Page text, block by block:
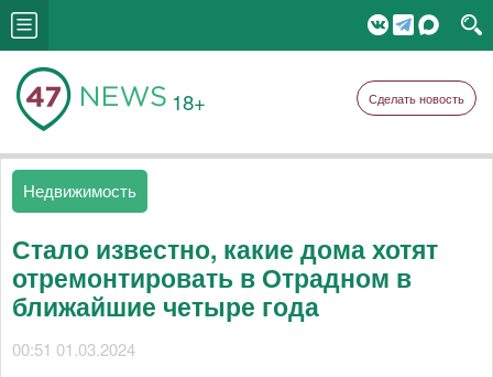
18+ Сделать новость
Недвижимость
Стало известно, какие дома хотят
отремонтировать в Отрадном в
ближайшие четыре года
00:51 01.03.2024